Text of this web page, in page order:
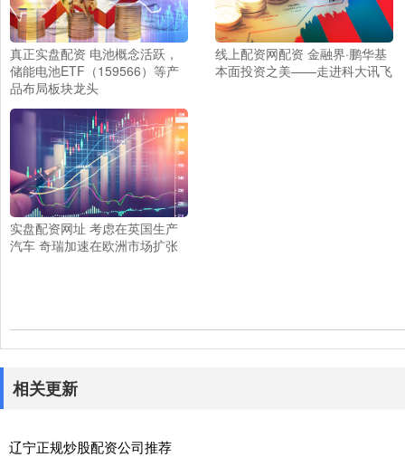
真正实盘配资 电池概念活跃，
储能电池ETF（159566）等产
品布局板块龙头
线上配资网配资 金融界·鹏华基
本面投资之美——走进科大讯飞
实盘配资网址 考虑在英国生产
汽车 奇瑞加速在欧洲市场扩张
相关更新
辽宁正规炒股配资公司推荐